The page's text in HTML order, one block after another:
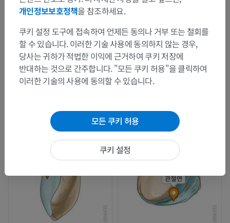
개인정보보호정책을 참조하세요.
쿠키 설정 도구에 접속하여 언제든 동의나 거부 또는 철회를
할 수 있습니다. 이러한 기술 사용에 동의하지 않는 경우,
당사는 귀하가 적법한 이익에 근거하여 쿠키 저장에
반대하는 것으로 간주합니다. "모든 쿠키 허용"을 클릭하여
이러한 기술의 사용에 동의할 수 있습니다.
모든 쿠키 허용
쿠키 설정